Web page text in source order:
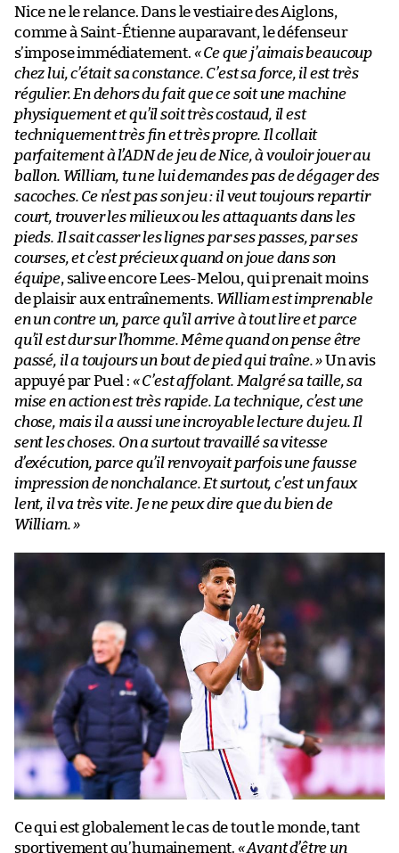
Nice ne le relance. Dans le vestiaire des Aiglons,
comme à Saint-Étienne auparavant, le défenseur
s’impose immédiatement. « Ce que j’aimais beaucoup
chez lui, c’était sa constance. C’est sa force, il est très
régulier. En dehors du fait que ce soit une machine
physiquement et qu’il soit très costaud, il est
techniquement très fin et très propre. Il collait
parfaitement à l’ADN de jeu de Nice, à vouloir jouer au
ballon. William, tu ne lui demandes pas de dégager des
sacoches. Ce n’est pas son jeu : il veut toujours repartir
court, trouver les milieux ou les attaquants dans les
pieds. Il sait casser les lignes par ses passes, par ses
courses, et c’est précieux quand on joue dans son
équipe, salive encore Lees-Melou, qui prenait moins
de plaisir aux entraînements. William est imprenable
en un contre un, parce qu’il arrive à tout lire et parce
qu’il est dur sur l’homme. Même quand on pense être
passé, il a toujours un bout de pied qui traîne. »Un avis
appuyé par Puel : « C’est affolant. Malgré sa taille, sa
mise en action est très rapide. La technique, c’est une
chose, mais il a aussi une incroyable lecture du jeu. Il
sent les choses. On a surtout travaillé sa vitesse
d’exécution, parce qu’il renvoyait parfois une fausse
impression de nonchalance. Et surtout, c’est un faux
lent, il va très vite. Je ne peux dire que du bien de
William. »
Ce qui est globalement le cas de tout le monde, tant
sportivement qu’humainement. « Avant d’être un